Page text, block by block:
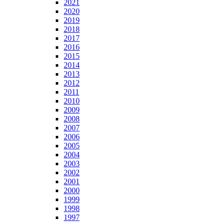
2021
2020
2019
2018
2017
2016
2015
2014
2013
2012
2011
2010
2009
2008
2007
2006
2005
2004
2003
2002
2001
2000
1999
1998
1997